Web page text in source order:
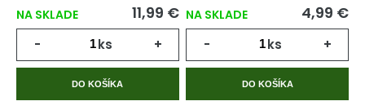
NA SKLADE 11,99 €
- ks +
DO KOŠÍKA
NA SKLADE 4,99 €
- ks +
DO KOŠÍKA